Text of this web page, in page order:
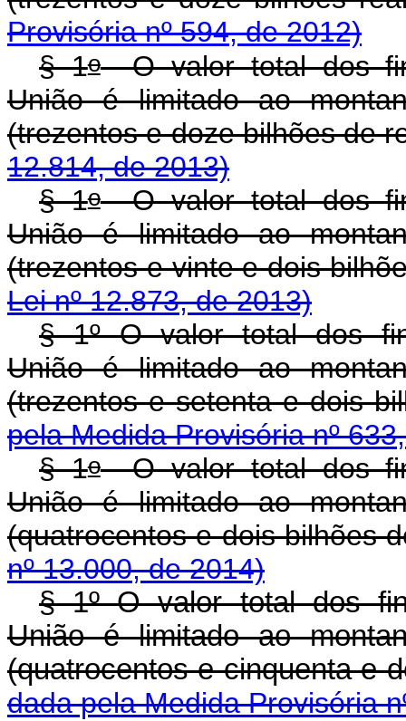
Provisória nº 594, de 2012)
§ 1oO valor total dos
União é limitado ao
(trezentos e doze bilhões
12.814, de 2013)
§ 1oO valor total dos
União é limitado ao
(trezentos e vinte e dois
Lei nº 12.873, de 2013)
§ 1º O valor total dos
União é limitado ao
(trezentos e setenta e
pela Medida Provisória nº
§ 1oO valor total dos
União é limitado ao
(quatrocentos e dois
nº 13.000, de 2014)
§ 1º O valor total dos
União é limitado ao
(quatrocentos e
dada pela Medida Provisória